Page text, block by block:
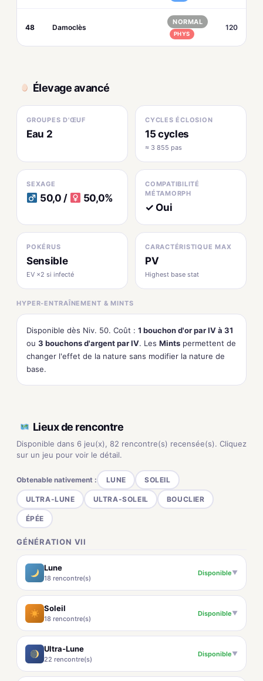
48 Damoclès
NORMAL
PHYS
120
Élevage avancé
GROUPES D'ŒUF
Eau 2
CYCLES ÉCLOSION
15 cycles
≈ 3 855 pas
SEXAGE
50,0 / 50,0%
COMPATIBILITÉ
MÉTAMORPH
✓ Oui
POKÉRUS
Sensible
EV ×2 si infecté
CARACTÉRISTIQUE MAX
PV
Highest base stat
HYPER-ENTRAÎNEMENT & MINTS
Disponible dès Niv. 50. Coût : 1 bouchon d'or par IV à 31
ou 3 bouchons d'argent par IV. Les Mints permettent de
changer l'effet de la nature sans modifier la nature de
base.
Lieux de rencontre
Disponible dans 6 jeu(x), 82 rencontre(s) recensée(s). Cliquez
sur un jeu pour voir le détail.
Obtenable nativement : LUNE SOLEIL
ULTRA-LUNE ULTRA-SOLEIL BOUCLIER
ÉPÉE
GÉNÉRATION VII
Lune
18 rencontre(s)
Disponible▼
Soleil
18 rencontre(s)
Disponible▼
Ultra-Lune
22 rencontre(s)
Disponible▼